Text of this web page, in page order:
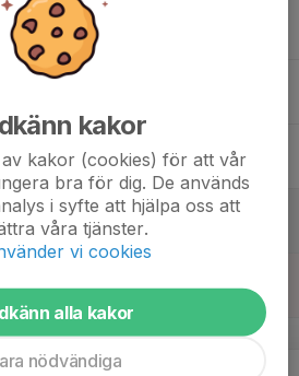
v.52
kakor
kakor (cookies) för att vår
bra för dig. De används
i syfte att hjälpa oss att
våra tjänster.
vi cookies
alla kakor
nödvändiga